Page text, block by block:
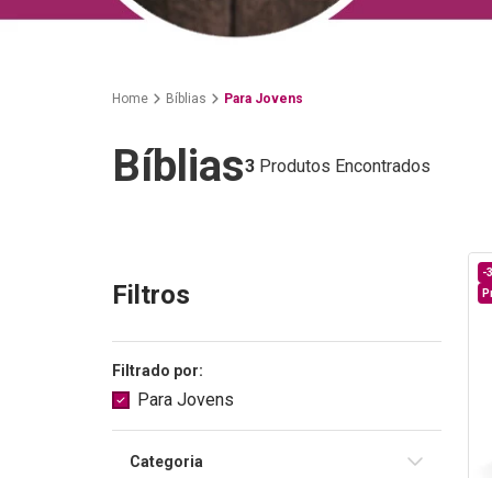
Bíblias Para Jovens
Bíblias3 Produtos Encontrados
Filtros
Filtrado por:
Para Jovens
Categoria
-